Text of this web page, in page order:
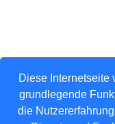
Diese Internetseite
grundlegende
die